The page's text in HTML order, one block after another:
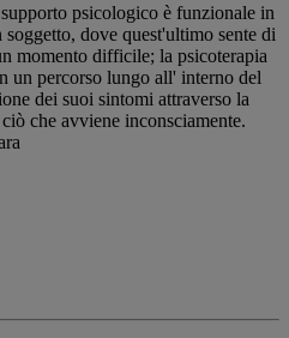
psicologico è funzionale in
dove quest'ultimo sente di
momento difficile; la psicoterapia
un percorso lungo all' interno del
dei suoi sintomi attraverso la
che avviene inconsciamente.